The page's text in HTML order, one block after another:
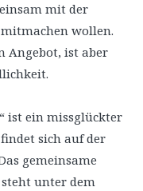
mit der
wollen.
Angebot, ist aber
ist ein missglückter
sich auf der
gemeinsame
steht unter dem